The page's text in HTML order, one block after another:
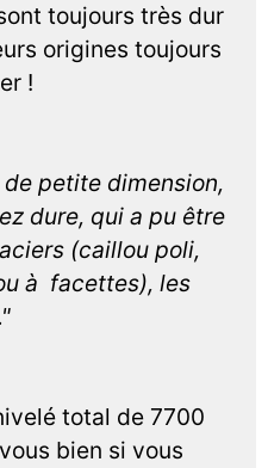
toujours très dur
origines toujours
!
petite dimension,
dure, qui a pu être
(caillou poli,
à facettes), les
total de 7700
bien si vous